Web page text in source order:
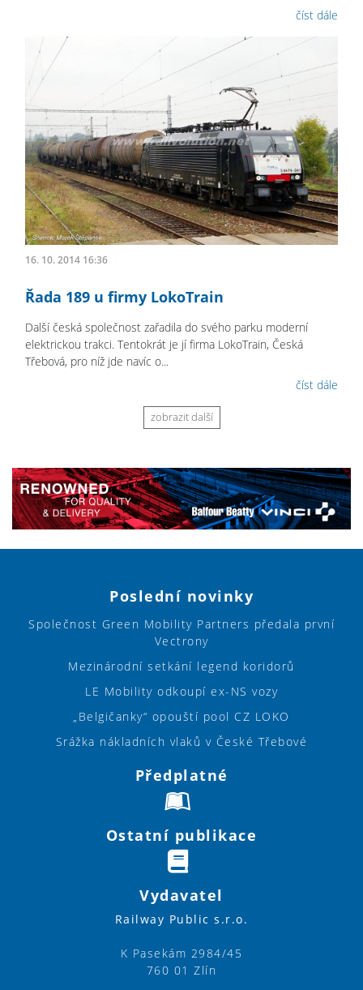
číst dále
16. 10. 2014 16:36
Řada 189 u firmy LokoTrain
Další česká společnost zařadila do svého parku moderní
elektrickou trakci. Tentokrát je jí firma LokoTrain, Česká
Třebová, pro níž jde navíc o...
číst dále
zobrazit další
Poslední novinky
Společnost Green Mobility Partners předala první
Vectrony
Mezinárodní setkání legend koridorů
LE Mobility odkoupí ex-NS vozy
„Belgičanky“ opouští pool CZ LOKO
Srážka nákladních vlaků v České Třebové
Předplatné
Ostatní publikace
Vydavatel
Railway Public s.r.o.
K Pasekám 2984/45
760 01 Zlín